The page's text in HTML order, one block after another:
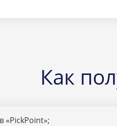
Как
«PickPoint»;